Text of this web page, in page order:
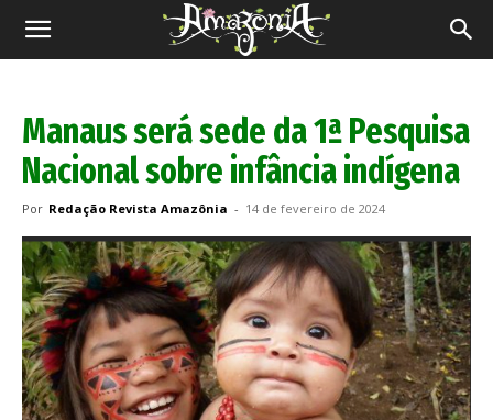
Revista
Manaus será sede da 1ª Pesquisa
Nacional sobre infância indígena
Por Redação Revista Amazônia - 14 de fevereiro de 2024